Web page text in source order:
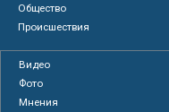
Общество
Происшествия
Видео
Фото
Мнения